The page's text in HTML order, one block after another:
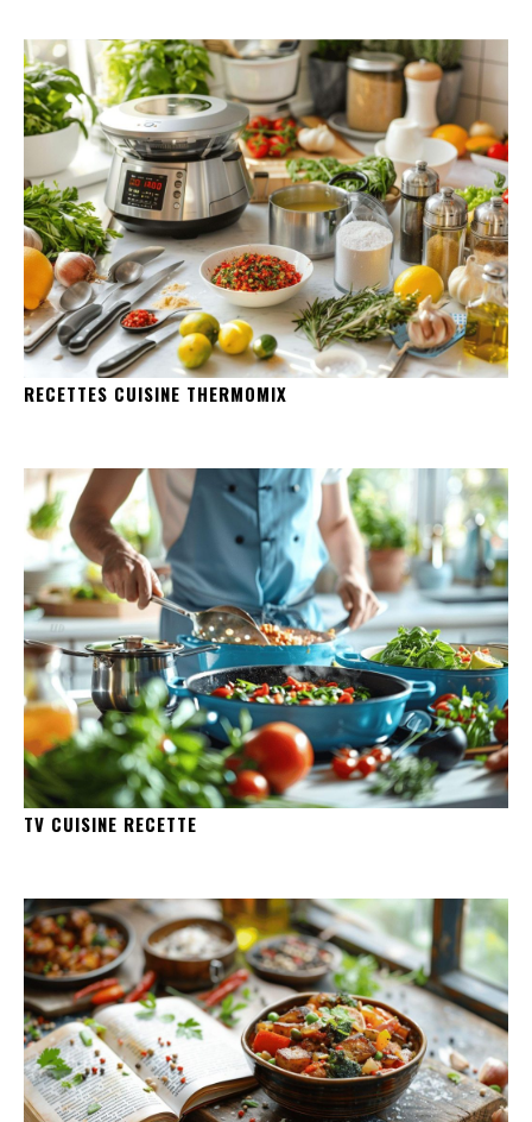
RECETTES CUISINE THERMOMIX
TV CUISINE RECETTE